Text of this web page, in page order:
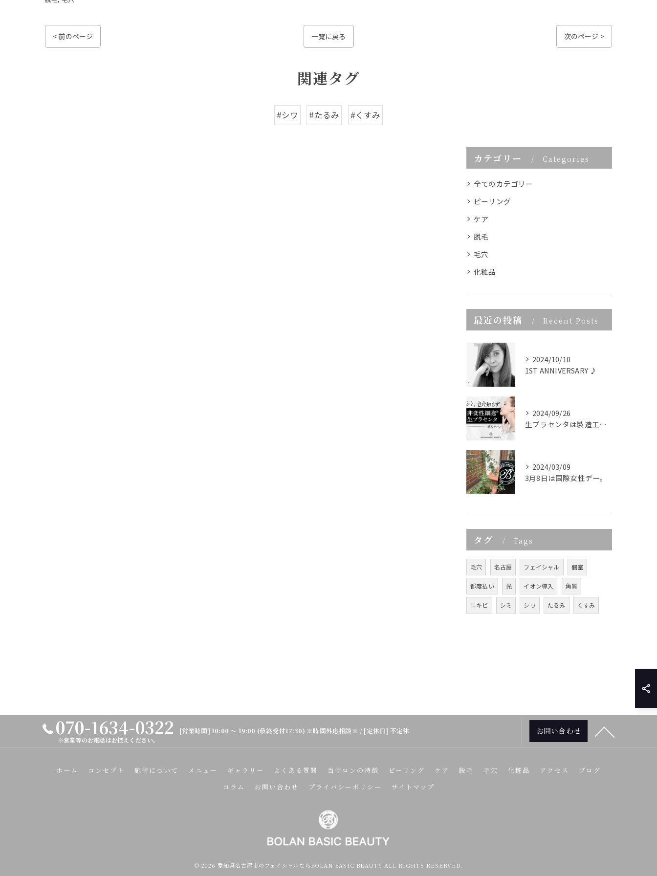
< 前のページ 一覧に戻る 次のページ >
関連タグ
#シワ #たるみ #くすみ
カテゴリー Categories
全てのカテゴリー
ピーリング
ケア
脱毛
毛穴
化粧品
最近の投稿 Recent Posts
2024/10/10
1ST ANNIVERSARY ♪
2024/09/26
生プラセンタは製造工程からこだわり
2024/03/09
3月8日は国際女性デー。
タグ Tags
毛穴 名古屋 フェイシャル 個室
都度払い 光 イオン導入 角質
ニキビ シミ シワ たるみ くすみ
070-1634-0322
※営業等のお電話はお控えください。
[営業時間] 10:00 〜 19:00 (最終受付17:30) ※時間外応相談※ / [定休日] 不定休 お問い合わせ
ホーム コンセプト 施術について メニュー ギャラリー よくある質問 当サロンの特徴 ピーリング ケア 脱毛 毛穴 化粧品 アクセス
ブログ
コラム
お問い合わせ プライバシーポリシー サイトマップ
© 2026 愛知県名古屋市のフェイシャルならBOLAN BASIC BEAUTY ALL RIGHTS RESERVED.